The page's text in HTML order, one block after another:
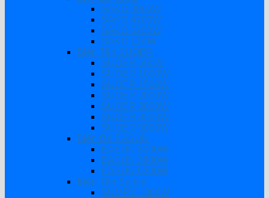
SAKO 3000W
SAKO 4200W
SAKO 6200W
SAKO 11KW
Biến Tần SUOER
SUOER 500W
SUOER 1000W
SUOER 1500W
SUOER 2000W
SUOER 3000W
SUOER 3200W
SUOER 5000W
Biến tần EASUN
EASUN 3000W
EASUN 3800W
EASUN 6200W
Biến Tần Sumry
SUMRY 1800W